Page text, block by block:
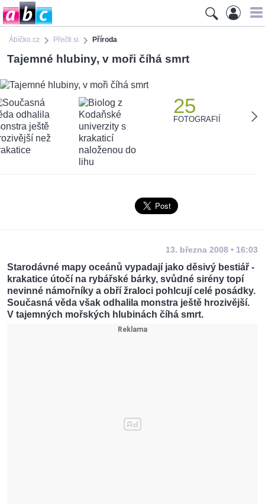
Ábíčko.cz Přečti si Příroda
Tajemné hlubiny, v moři číhá smrt
25
FOTOGRAFIÍ
13. března 2008 • 16:03
Starodávné mapy oceánů vypadají jako děsivý bestiář -
krakatice útočí na rybářské bárky, svůdné sirény topí
nevinné námořníky a obří žraloci pohlcují celé posádky.
Současná věda však odhalila monstra ještě hrozivější.
V tajemných mořských hlubinách číhá smrt.